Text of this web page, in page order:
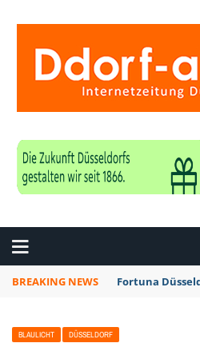
BREAKING NEWS Fortuna
BLAULICHT DÜSSELDORF